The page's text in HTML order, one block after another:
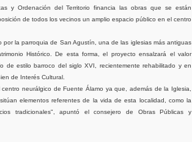
y Ordenación del Territorio financia las obras que se están
de todos los vecinos un amplio espacio público en el centro
por la parroquia de San Agustín, una de las iglesias más antiguas
Histórico. De esta forma, el proyecto ensalzará el valor
de estilo barroco del siglo XVI, recientemente rehabilitado y en
de Interés Cultural.
neurálgico de Fuente Álamo ya que, además de la Iglesia,
elementos referentes de la vida de esta localidad, como la
tradicionales", apuntó el consejero de Obras Públicas y